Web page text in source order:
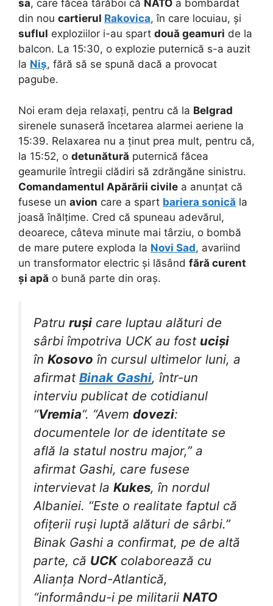
sa, care făcea tărăboi că NATO a bombardat
din nou cartierul Rakovica, în care locuiau, și
suflul exploziilor i-au spart două geamuri de la
balcon. La 15:30, o explozie puternică s-a auzit
la Niș, fără să se spună dacă a provocat
pagube.
Noi eram deja relaxați, pentru că la Belgrad
sirenele sunaseră încetarea alarmei aeriene la
15:39. Relaxarea nu a ținut prea mult, pentru că,
la 15:52, o detunătură puternică făcea
geamurile întregii clădiri să zdrăngăne sinistru.
Comandamentul Apărării civile a anunțat că
fusese un avion care a spart bariera sonică la
joasă înălțime. Cred că spuneau adevărul,
deoarece, câteva minute mai târziu, o bombă
de mare putere exploda la Novi Sad, avariind
un transformator electric și lăsând fără curent
și apă o bună parte din oraș.
Patru ruși care luptau alături de
sârbi împotriva UCK au fost uciși
în Kosovo în cursul ultimelor luni, a
afirmat Binak Gashi, într-un
interviu publicat de cotidianul
“Vremia“. “Avem dovezi:
documentele lor de identitate se
află la statul nostru major,” a
afirmat Gashi, care fusese
intervievat la Kukes, în nordul
Albaniei. “Este o realitate faptul că
ofițerii ruși luptă alături de sârbi.”
Binak Gashi a confirmat, pe de altă
parte, că UCKcolaborează cu
Alianța Nord-Atlantică,
“informându-i pe militarii NATO